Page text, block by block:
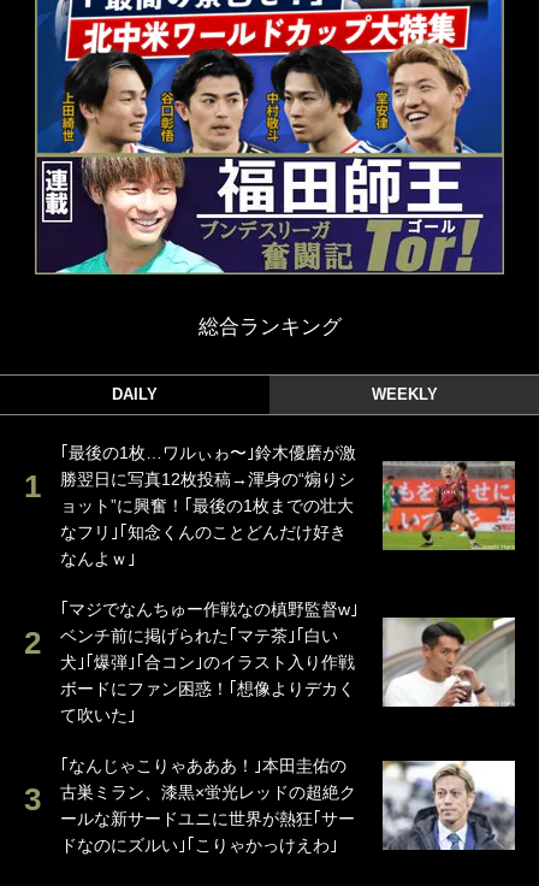
総合ランキング
DAILY WEEKLY
｢最後の1枚…ワルぃゎ〜｣鈴木優磨が激
勝翌日に写真12枚投稿→渾身の“煽りシ
ョット”に興奮！｢最後の1枚までの壮大
なフリ｣｢知念くんのことどんだけ好き
なんよｗ｣
｢マジでなんちゅー作戦なの槙野監督w｣
ベンチ前に掲げられた｢マテ茶｣｢白い
犬｣｢爆弾｣｢合コン｣のイラスト入り作戦
ボードにファン困惑！｢想像よりデカく
て吹いた｣
｢なんじゃこりゃあああ！｣本田圭佑の
古巣ミラン、漆黒×蛍光レッドの超絶ク
ールな新サードユニに世界が熱狂｢サー
ドなのにズルい｣｢こりゃかっけえわ｣